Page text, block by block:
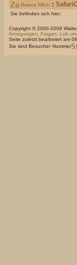
Bwana Mitch :
Sie befinden sich hier:
Copyright © 2000-2008
Anregungen, Fragen, Lob
Seite zuletzt bearbeitet am
Sie sind Besucher Nummer